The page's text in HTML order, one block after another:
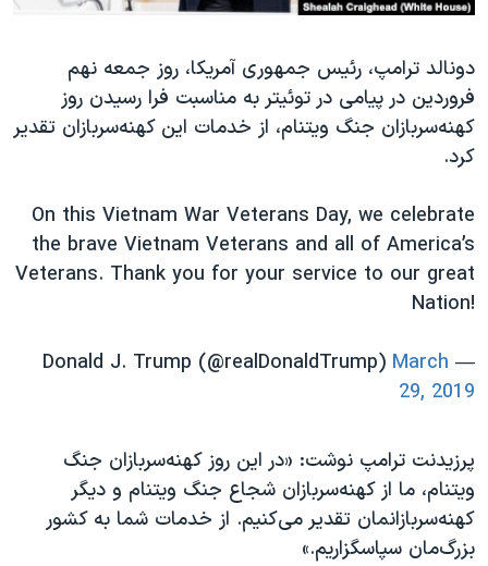
گالری عکس
آرشیو پخش زنده
اعتراضات زن، زندگی، آزادی
مجموعه مستندهای دادخواهی
تریبونال مردمی آبان ۹۸
چهل سال گروگان‌گیری
اعتراضات مردمی آبان ۹۸
نرگس محمدی برنده جایزه نوبل صلح
صفحه‌های ویژه
سفر پرزیدنت ترامپ به چین
زبانهای مختلف
دونالد ترامپ، رئیس جمهوری آمریکا، روز جمعه نهم
فروردین در پیامی در توئیتر به مناسبت فرا رسیدن روز
کهنه‌سربازان جنگ ویتنام، از خدمات این کهنه‌سربازان تقدیر
کرد.
On this Vietnam War Veterans Day, we celebrate
the brave Vietnam Veterans and all of America’s
Veterans. Thank you for your service to our great
Nation!
— Donald J. Trump (@realDonaldTrump)
March
29, 2019
پرزیدنت ترامپ نوشت: «در این روز کهنه‌سربازان جنگ
ویتنام، ما از کهنه‌سربازان شجاع جنگ ویتنام و دیگر
کهنه‌سربازانمان تقدیر می‌کنیم. از خدمات شما به کشور
بزرگ‌مان سپاسگزاریم.»